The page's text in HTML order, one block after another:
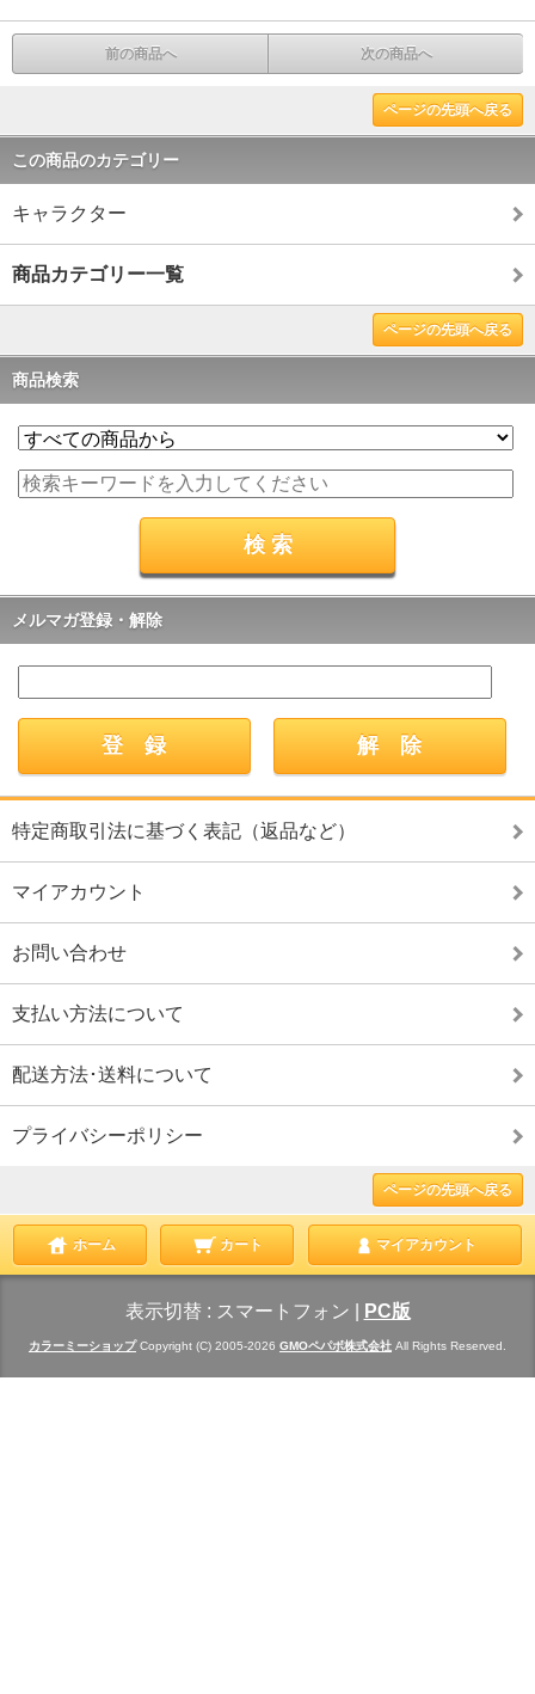
前の商品へ 次の商品へ
ページの先頭へ戻る
この商品のカテゴリー
キャラクター
商品カテゴリー一覧
ページの先頭へ戻る
商品検索
メルマガ登録・解除
特定商取引法に基づく表記（返品など）
マイアカウント
お問い合わせ
支払い方法について
配送方法･送料について
プライバシーポリシー
ページの先頭へ戻る
ホーム カート マイアカウント
表示切替 : スマートフォン PC版
カラーミーショップCopyright (C) 2005-2026 GMOペパボ株式会社 All Rights Reserved.